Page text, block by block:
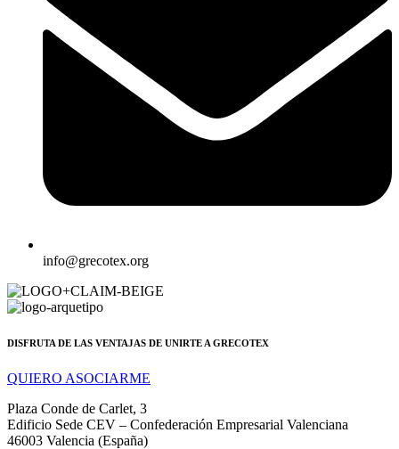
info@grecotex.org
DISFRUTA DE LAS VENTAJAS DE UNIRTE A GRECOTEX
QUIERO ASOCIARME
Plaza Conde de Carlet, 3
Edificio Sede CEV – Confederación Empresarial Valenciana
46003 Valencia (España)